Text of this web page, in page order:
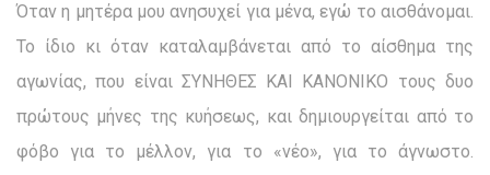
Όταν η μητέρα μου ανησυχεί για μένα, εγώ το αισθάνομαι.
Το ίδιο κι όταν καταλαμβάνεται από το αίσθημα της
αγωνίας, που είναι ΣΥΝΗΘΕΣ ΚΑΙ ΚΑΝΟΝΙΚΟ τους δυο
πρώτους μήνες της κυήσεως, και δημιουργείται από το
φόβο για το μέλλον, για το «νέο», για το άγνωστο.